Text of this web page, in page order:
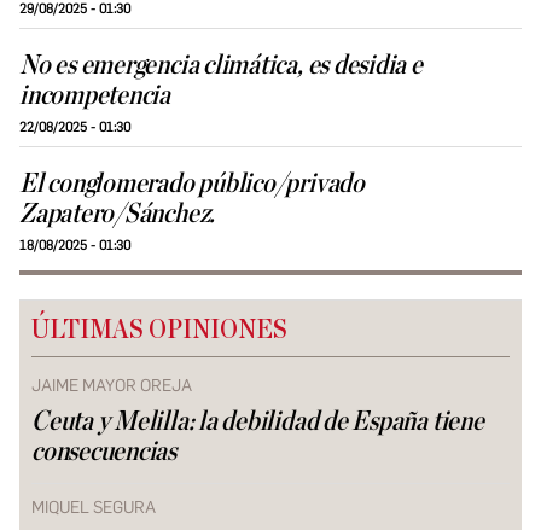
29/08/2025 - 01:30
No es emergencia climática, es desidia e
incompetencia
22/08/2025 - 01:30
El conglomerado público/privado
Zapatero/Sánchez.
18/08/2025 - 01:30
ÚLTIMAS OPINIONES
JAIME MAYOR OREJA
Ceuta y Melilla: la debilidad de España tiene
consecuencias
MIQUEL SEGURA